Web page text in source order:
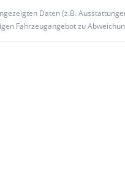
Daten (z.B.
Fahrzeugangebot zu